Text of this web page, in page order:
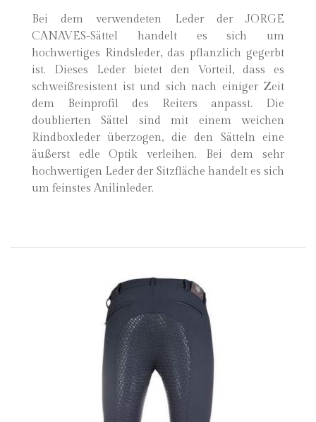
Bei dem verwendeten Leder der JORGE
CANAVES-Sättel handelt es sich um
hochwertiges Rindsleder, das pflanzlich gegerbt
ist. Dieses Leder bietet den Vorteil, dass es
schweißresistent ist und sich nach einiger Zeit
dem Beinprofil des Reiters anpasst. Die
doublierten Sättel sind mit einem weichen
Rindboxleder überzogen, die den Sätteln eine
äußerst edle Optik verleihen. Bei dem sehr
hochwertigen Leder der Sitzfläche handelt es sich
um feinstes Anilinleder.